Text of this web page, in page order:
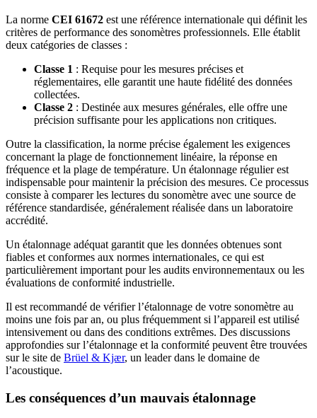
La norme CEI 61672 est une référence internationale qui définit les
critères de performance des sonomètres professionnels. Elle établit
deux catégories de classes :
Classe 1 : Requise pour les mesures précises et
réglementaires, elle garantit une haute fidélité des données
collectées.
Classe 2 : Destinée aux mesures générales, elle offre une
précision suffisante pour les applications non critiques.
Outre la classification, la norme précise également les exigences
concernant la plage de fonctionnement linéaire, la réponse en
fréquence et la plage de température. Un étalonnage régulier est
indispensable pour maintenir la précision des mesures. Ce processus
consiste à comparer les lectures du sonomètre avec une source de
référence standardisée, généralement réalisée dans un laboratoire
accrédité.
Un étalonnage adéquat garantit que les données obtenues sont
fiables et conformes aux normes internationales, ce qui est
particulièrement important pour les audits environnementaux ou les
évaluations de conformité industrielle.
Il est recommandé de vérifier l’étalonnage de votre sonomètre au
moins une fois par an, ou plus fréquemment si l’appareil est utilisé
intensivement ou dans des conditions extrêmes. Des discussions
approfondies sur l’étalonnage et la conformité peuvent être trouvées
sur le site de Brüel & Kjær, un leader dans le domaine de
l’acoustique.
Les conséquences d’un mauvais étalonnage